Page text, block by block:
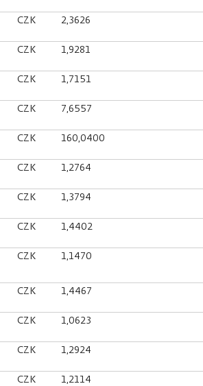
CZK 2,3626
CZK 1,9281
CZK 1,7151
CZK 7,6557
CZK 160,0400
CZK 1,2764
CZK 1,3794
CZK 1,4402
CZK 1,1470
CZK 1,4467
CZK 1,0623
CZK 1,2924
CZK 1,2114